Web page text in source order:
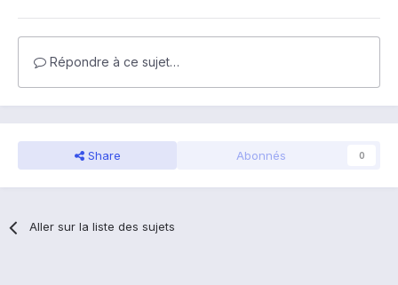
Répondre à ce sujet…
Share Abonnés 0
Aller sur la liste des sujets